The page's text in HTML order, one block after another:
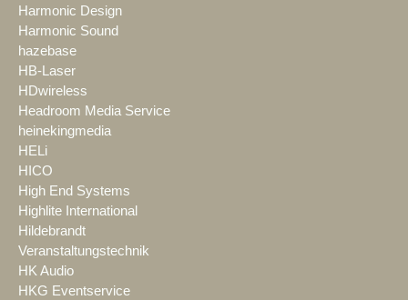
Harmonic Design
Harmonic Sound
hazebase
HB-Laser
HDwireless
Headroom Media Service
heinekingmedia
HELi
HICO
High End Systems
Highlite International
Hildebrandt
Veranstaltungstechnik
HK Audio
HKG Eventservice